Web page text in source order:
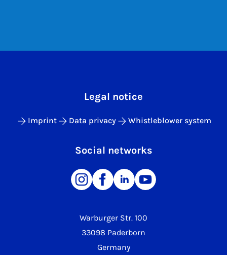
Warburger Str. 100
33098 Paderborn
Germany
Legal notice
Imprint Data privacy Whistleblower system
Social networks